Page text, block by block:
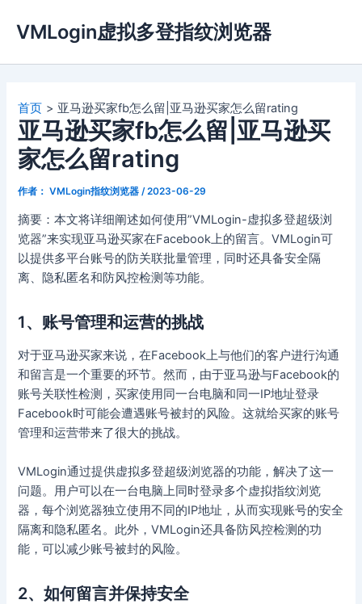
容
VMLogin虚拟多登指纹浏览器
首页 亚马逊买家fb怎么留|亚马逊买家怎么留rating
亚马逊买家fb怎么留|亚马逊买
家怎么留rating
作者： VMLogin指纹浏览器 /2023-06-29
摘要：本文将详细阐述如何使用”VMLogin-虚拟多登超级浏
览器”来实现亚马逊买家在Facebook上的留言。VMLogin可
以提供多平台账号的防关联批量管理，同时还具备安全隔
离、隐私匿名和防风控检测等功能。
1、账号管理和运营的挑战
对于亚马逊买家来说，在Facebook上与他们的客户进行沟通
和留言是一个重要的环节。然而，由于亚马逊与Facebook的
账号关联性检测，买家使用同一台电脑和同一IP地址登录
Facebook时可能会遭遇账号被封的风险。这就给买家的账号
管理和运营带来了很大的挑战。
VMLogin通过提供虚拟多登超级浏览器的功能，解决了这一
问题。用户可以在一台电脑上同时登录多个虚拟指纹浏览
器，每个浏览器独立使用不同的IP地址，从而实现账号的安全
隔离和隐私匿名。此外，VMLogin还具备防风控检测的功
能，可以减少账号被封的风险。
2、如何留言并保持安全